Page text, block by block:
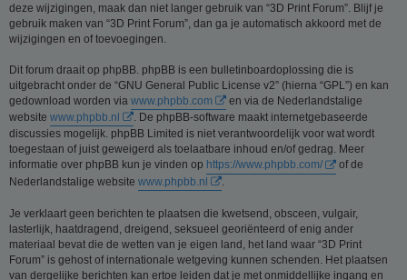
deze wijzigingen, maak dan niet langer gebruik van “3D Print Forum”. Blijf je
gebruik maken van “3D Print Forum”, dan ga je automatisch akkoord met de
wijzigingen en of toevoegingen.
Dit forum draait op phpBB. phpBB is een bulletinboardoplossing die is
uitgebracht onder de “GNU General Public License v2” (hierna “GPL”) en kan
gedownload worden via www.phpbb.com
en via de Nederlandstalige
website www.phpbb.nl
. De phpBB-software maakt internetgebaseerde
discussies mogelijk. phpBB Limited is niet verantwoordelijk voor wat wordt
toegestaan of juist geweigerd als toelaatbare inhoud en/of gedrag. Meer
informatie over phpBB kun je vinden op https://www.phpbb.com/
of de
Nederlandstalige website www.phpbb.nl
Je verklaart geen berichten te plaatsen die kwetsend, obsceen, vulgair,
lasterlijk, haatdragend, dreigend, seksueel georiënteerd of enig ander
materiaal bevat die de wetten van je eigen land, het land waar “3D Print
Forum” is gehost of internationale wetgeving kunnen schenden. Het plaatsen
van dergelijke berichten kan ertoe leiden dat je met onmiddellijke ingang en